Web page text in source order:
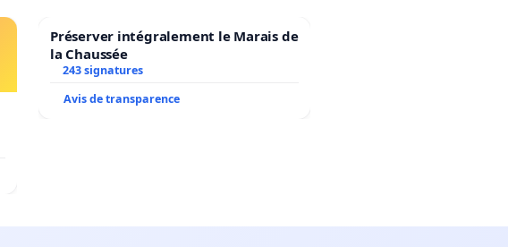
Préserver intégralement le Marais de
la Chaussée
243 signatures
Avis de transparence